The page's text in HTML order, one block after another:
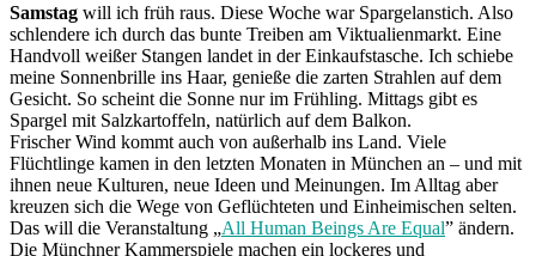
Samstag will ich früh raus. Diese Woche war Spargelanstich. Also
schlendere ich durch das bunte Treiben am Viktualienmarkt. Eine
Handvoll weißer Stangen landet in der Einkaufstasche. Ich schiebe
meine Sonnenbrille ins Haar, genieße die zarten Strahlen auf dem
Gesicht. So scheint die Sonne nur im Frühling. Mittags gibt es
Spargel mit Salzkartoffeln, natürlich auf dem Balkon.
Frischer Wind kommt auch von außerhalb ins Land. Viele
Flüchtlinge kamen in den letzten Monaten in München an – und mit
ihnen neue Kulturen, neue Ideen und Meinungen. Im Alltag aber
kreuzen sich die Wege von Geflüchteten und Einheimischen selten.
Das will die Veranstaltung „All Human Beings Are Equal” ändern.
Die Münchner Kammerspiele machen ein lockeres und